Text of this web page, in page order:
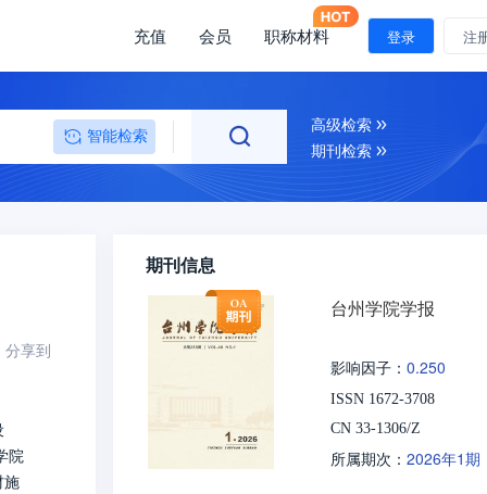
充值 会员 职称材料 登录 注
智能检索
高级检索
期刊检索
分享到
院
施
期刊信息
台州学院学报
影响因子： 0.250
ISSN 1672-3708
CN 33-1306/Z
所属期次： 2026年1期